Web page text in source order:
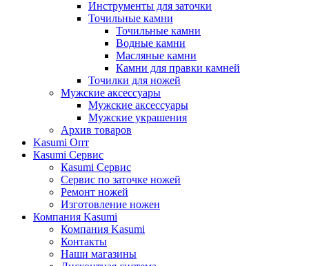
Инструменты для заточки
Точильные камни
Точильные камни
Водные камни
Масляные камни
Камни для правки камней
Точилки для ножей
Мужские аксессуары
Мужские аксессуары
Мужские украшения
Архив товаров
Kasumi Опт
Кasumi Сервис
Кasumi Сервис
Сервис по заточке ножей
Ремонт ножей
Изготовление ножен
Компания Kasumi
Компания Kasumi
Контакты
Наши магазины